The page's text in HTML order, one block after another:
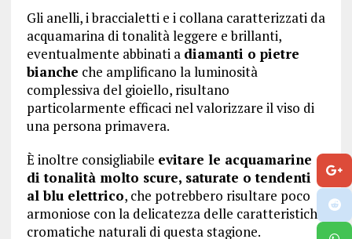
Gli anelli, i braccialetti e i collana caratterizzati da
acquamarina di tonalità leggere e brillanti,
eventualmente abbinati a diamanti o pietre
bianche che amplificano la luminosità
complessiva del gioiello, risultano
particolarmente efficaci nel valorizzare il viso di
una persona primavera.
È inoltre consigliabile evitare le acquamarine
di tonalità molto scure, saturate o tendenti
al blu elettrico, che potrebbero risultare poco
armoniose con la delicatezza delle caratteristiche
cromatiche naturali di questa stagione.